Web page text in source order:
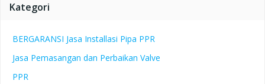
Kategori
BERGARANSI Jasa Installasi Pipa PPR
Jasa Pemasangan dan Perbaikan Valve
PPR